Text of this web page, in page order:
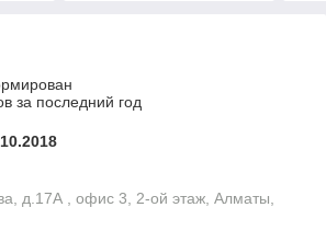
за последний год
д.17А , офис 3, 2-ой этаж, Алматы,